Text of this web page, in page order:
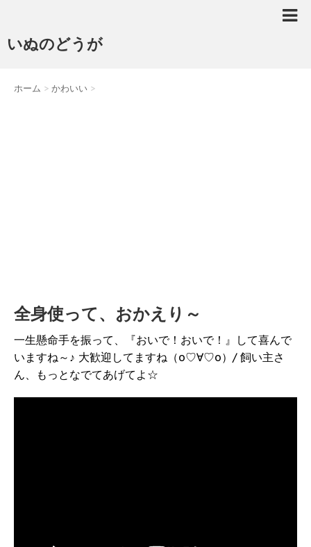
いぬのどうが
ホーム > かわいい >
全身使って、おかえり～
一生懸命手を振って、『おいで！おいで！』して喜んで
いますね～♪ 大歓迎してますね（о♡∀♡о）/ 飼い主さ
ん、もっとなでてあげてよ☆